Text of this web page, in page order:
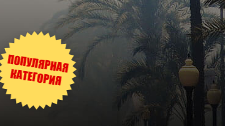
ПАССАЖИРЫ:
БАГАЖ: 2 ЧЕМОДАНА + 1 СУМКА